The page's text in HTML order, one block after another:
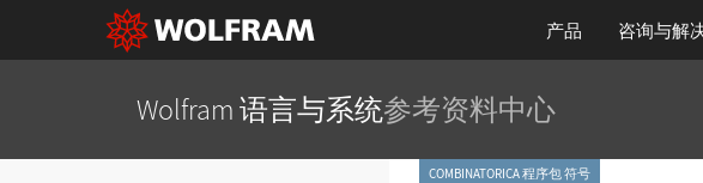
产品 咨询与解
Wolfram 语言与系统参考资料中心
COMBINATORICA 程序包 符号